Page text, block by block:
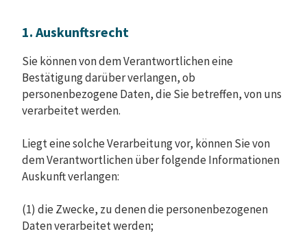
1. Auskunftsrecht
Sie können von dem Verantwortlichen eine
Bestätigung darüber verlangen, ob
personenbezogene Daten, die Sie betreffen, von uns
verarbeitet werden.
Liegt eine solche Verarbeitung vor, können Sie von
dem Verantwortlichen über folgende Informationen
Auskunft verlangen:
(1) die Zwecke, zu denen die personenbezogenen
Daten verarbeitet werden;